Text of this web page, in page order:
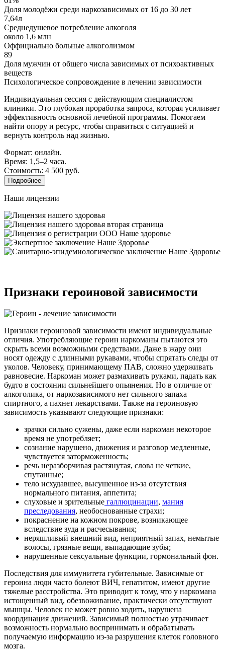
Доля молодёжи среди наркозависимых от 16 до 30 лет
7,64л
Среднедушевое потребление алкоголя
около 1,6 млн
Оффициально больные алкоголизмом
89
Доля мужчин от общего числа зависимых от психоактивных
веществ
Психологическое сопровождение в лечении зависимости
Индивидуальная сессия с действующим специалистом
клиники. Это глубокая проработка запроса, которая усиливает
эффективность основной лечебной программы. Помогаем
найти опору и ресурс, чтобы справиться с ситуацией и
вернуть контроль над жизнью.
Формат: онлайн.
Время: 1,5–2 часа.
Стоимость: 4 500 руб.
Подробнее
Наши лицензии
Признаки героиновой зависимости
Признаки героиновой зависимости имеют индивидуальные
отличия. Употребляющие героин наркоманы пытаются это
скрыть всеми возможными средствами. Даже в жару они
носят одежду с длинными рукавами, чтобы спрятать следы от
уколов. Человеку, принимающему ПАВ, сложно удерживать
равновесие. Наркоман может размахивать руками, падать как
будто в состоянии сильнейшего опьянения. Но в отличие от
алкоголика, от наркозависимого нет сильного запаха
спиртного, а пахнет лекарствами. Также на героиновую
зависимость указывают следующие признаки:
зрачки сильно сужены, даже если наркоман некоторое
время не употребляет;
сознание нарушено, движения и разговор медленные,
чувствуется заторможенность;
речь неразборчивая растянутая, слова не четкие,
спутанные;
тело исхудавшее, высушенное из-за отсутствия
нормального питания, аппетита;
слуховые и зрительные галлюцинации, мания
преследования, необоснованные страхи;
покраснение на кожном покрове, возникающее
вследствие зуда и расчесывания;
неряшливый внешний вид, неприятный запах, немытые
волосы, грязные вещи, выпадающие зубы;
нарушенные сексуальные функции, гормональный фон.
Последствия для иммунитета губительные. Зависимые от
героина люди часто болеют ВИЧ, гепатитом, имеют другие
тяжелые расстройства. Это приводит к тому, что у наркомана
истощенный вид, обезвоживание, практически отсутствуют
мышцы. Человек не может ровно ходить, нарушена
координация движений. Зависимый полностью утрачивает
возможность нормально воспринимать и обрабатывать
получаемую информацию из-за разрушения клеток головного
мозга.